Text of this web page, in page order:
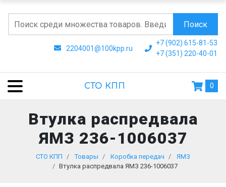
2204001@100kpp.ru
+7 (902) 615-81-53
+7 (351) 220-40-01
Поиск
СТО КПП 0
Втулка распредвала
ЯМЗ 236-1006037
СТО КПП Товары Коробка передач
ЯМЗ
Втулка распредвала ЯМЗ 236-1006037